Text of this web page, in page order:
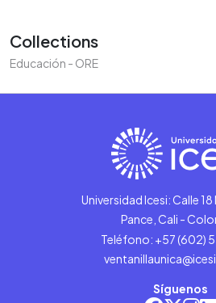
Collections
Educación - ORE
Universidad Icesi: Calle
Pance, Cali -
Teléfono: +57 (602)
Síguenos